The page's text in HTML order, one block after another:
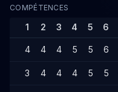
COMPÉTENCES
1 2 3 4 5 6
4 4 4 5 5 6
3 4 4 4 5 5